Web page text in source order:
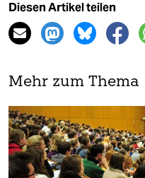
Diesen Artikel teilen
Mehr zum Thema